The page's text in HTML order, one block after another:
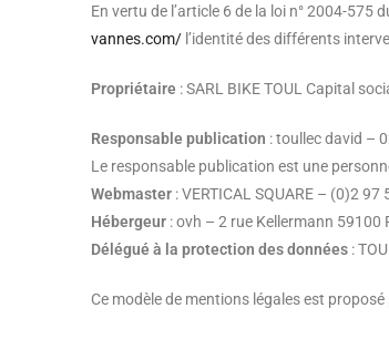
En vertu de l’article 6 de la loi n° 2004-
vannes.com/ l’identité des différents
Propriétaire : SARL BIKE TOUL Capital
Responsable publication : toullec david –
Le responsable publication est une
Webmaster : VERTICAL SQUARE – (0)2 97
Hébergeur : ovh – 2 rue Kellermann 59100
Délégué à la protection des données :
Ce modèle de mentions légales est proposé